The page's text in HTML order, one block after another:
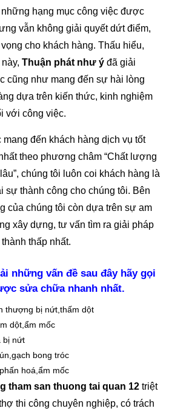
hạng mục công việc được
vẫn không giải quyết dứt điểm,
cho khách hàng. Thấu hiểu,
Thuận phát như ý đã giải
cũng như mang đến sự hài lòng
dựa trên kiến thức, kinh nghiệm
với công việc.
đến khách hàng dịch vụ tốt
theo phương châm “Chất lượng
chúng tôi luôn coi khách hàng là
sự thành công cho chúng tôi. Bên
của chúng tôi còn dựa trên sự am
xây dựng, tư vấn tìm ra giải pháp
thấp nhất.
những vấn đề sau đây hãy gọi
sửa chữa nhanh nhất.
thượng bị nứt,thấm dột
dột,ẩm mốc
bị nứt
bong tróc
hoá,ẩm mốc
tham san thuong tai quan 12 triệt
thi công chuyên nghiệp, có trách